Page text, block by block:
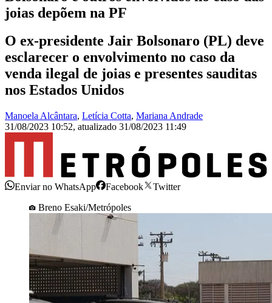
joias depõem na PF
O ex-presidente Jair Bolsonaro (PL) deve
esclarecer o envolvimento no caso da
venda ilegal de joias e presentes sauditas
nos Estados Unidos
Manoela Alcântara, Letícia Cotta, Mariana Andrade
31/08/2023 10:52, atualizado 31/08/2023 11:49
Enviar no WhatsApp Facebook
Twitter
Breno Esaki/Metrópoles